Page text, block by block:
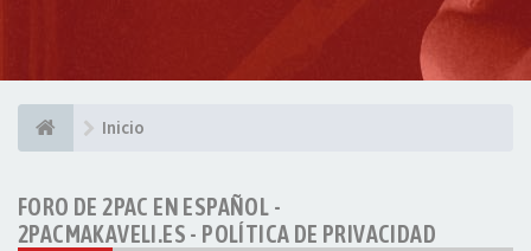
Inicio
FORO DE 2PAC EN ESPAÑOL -
2PACMAKAVELI.ES - POLÍTICA DE PRIVACIDAD